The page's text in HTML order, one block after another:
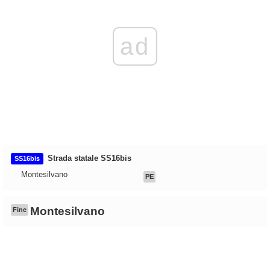
ad
SS16bis
Strada statale SS16bis
Montesilvano
PE
Fine Montesilvano